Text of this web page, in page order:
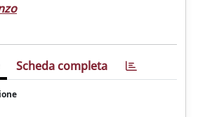
Scheda completa